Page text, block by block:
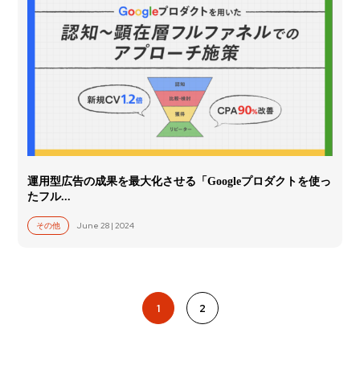
運用型広告の成果を最大化させる「Googleプロダクトを使っ
たフル...
その他 June 28 | 2024
1 2